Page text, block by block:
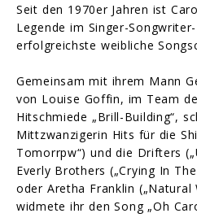
Seit den 1970er Jahren ist
Legende im Singer-
erfolgreichste weibliche
Gemeinsam mit ihrem Mann
von Louise Goffin, im Team
Hitschmiede „Brill-Building“,
Mittzwanzigerin Hits für die
Tomorrpw“) und die Drifters
Everly Brothers („Crying In
oder Aretha Franklin („Natural
widmete ihr den Song „Oh